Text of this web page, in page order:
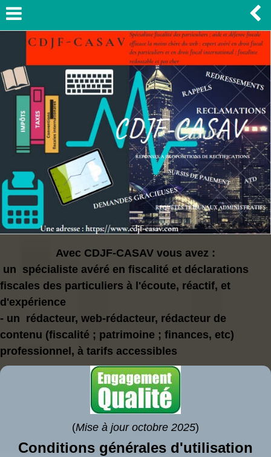
Avec CDJF-CASAV vous avez :
un spécialiste avéré en fiscalité et déclarations
fiscales des particuliers à l'écoute, réactif, et
d'expérience
- un rédacteur, web-rédacteur, rédacteur de
contenu (fiscalité ; patrimoine ; finances, etc)
professionnel, à tarifs accessibles
(Mise à jour octobre 2025)
Conditions générales d'utilisation